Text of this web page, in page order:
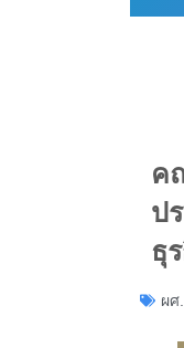
ค
ป
ธุ
ผศ